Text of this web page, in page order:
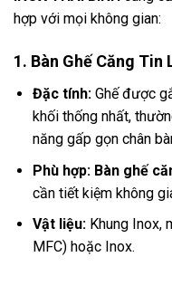
hợp với mọi không gian:
1. Bàn Ghế Căng Tin
Đặc tính:Ghế được
khối thống nhất,
năng gấp gọn chân
Phù hợp: Bàn ghế
cần tiết kiệm không
Vật liệu:Khung Inox,
MFC) hoặc Inox.